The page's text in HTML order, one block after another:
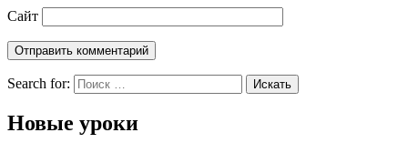
Сайт
Search for:
Новые уроки